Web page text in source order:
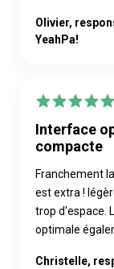
Olivier,
YeahPa!
Interface
compacte
Franchement
est extra !
trop d'espace.
optimale
Christelle,